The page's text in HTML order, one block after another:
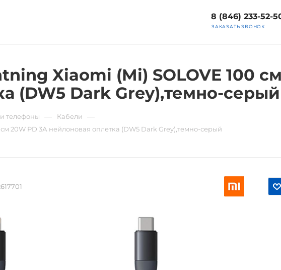
8 (846) 233-52-
ЗАКАЗАТЬ ЗВОНОК
Xiaomi (Mi) SOLOVE 100
(DW5 Dark Grey),темно-серый
телефоны Кабели
20W PD 3А нейлоновая оплетка (DW5 Dark Grey),темно-серый